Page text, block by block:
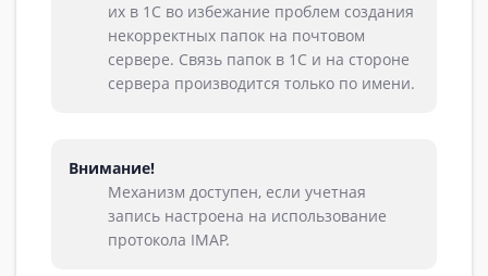
их в 1С во избежание проблем создания
некорректных папок на почтовом
сервере. Связь папок в 1С и на стороне
сервера производится только по имени.
Внимание!
Механизм доступен, если учетная
запись настроена на использование
протокола IMAP.